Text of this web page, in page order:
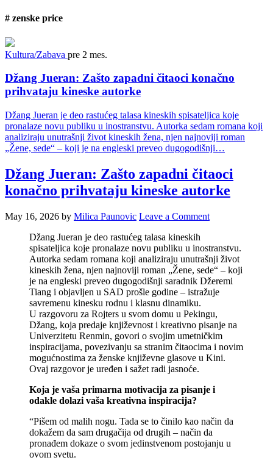
# zenske price
Kultura/Zabava pre 2 mes.
Džang Jueran: Zašto zapadni čitaoci konačno
prihvataju kineske autorke
Džang Jueran je deo rastućeg talasa kineskih spisateljica koje
pronalaze novu publiku u inostranstvu. Autorka sedam romana koji
analiziraju unutrašnji život kineskih žena, njen najnoviji roman
„Žene, sede“ – koji je na engleski preveo dugogodišnji…
Džang Jueran: Zašto zapadni čitaoci
konačno prihvataju kineske autorke
May 16, 2026 by Milica Paunovic Leave a Comment
Džang Jueran je deo rastućeg talasa kineskih
spisateljica koje pronalaze novu publiku u inostranstvu.
Autorka sedam romana koji analiziraju unutrašnji život
kineskih žena, njen najnoviji roman „Žene, sede“ – koji
je na engleski preveo dugogodišnji saradnik Džeremi
Tiang i objavljen u SAD prošle godine – istražuje
savremenu kinesku rodnu i klasnu dinamiku.
U razgovoru za Rojters u svom domu u Pekingu,
Džang, koja predaje književnost i kreativno pisanje na
Univerzitetu Renmin, govori o svojim umetničkim
inspiracijama, povezivanju sa stranim čitaocima i novim
mogućnostima za ženske književne glasove u Kini.
Ovaj razgovor je uređen i sažet radi jasnoće.
Koja je vaša primarna motivacija za pisanje i
odakle dolazi vaša kreativna inspiracija?
“Pišem od malih nogu. Tada se to činilo kao način da
dokažem da sam drugačija od drugih – način da
pronađem dokaze o svom jedinstvenom postojanju u
ovom svetu.